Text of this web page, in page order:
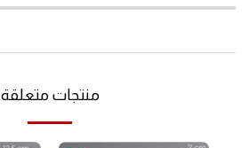
منتجات متعلقة